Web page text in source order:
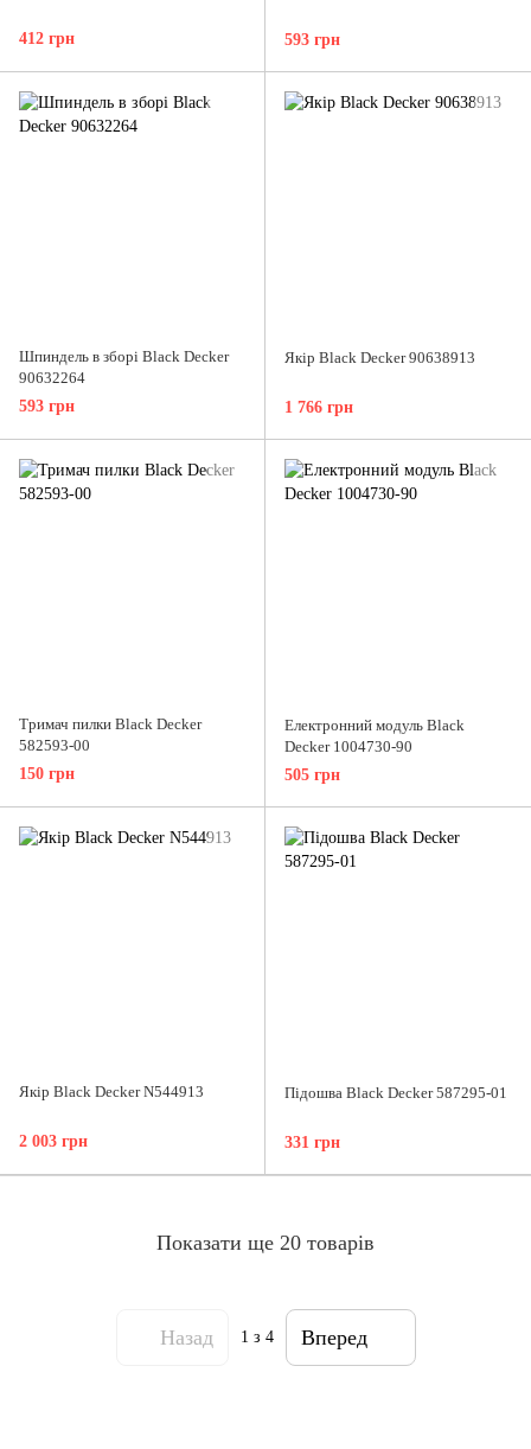
412 грн 593 грн
Шпиндель в зборі Black Decker
90632264
593 грн
Якір Black Decker 90638913
1 766 грн
Тримач пилки Black Decker
582593-00
150 грн
Електронний модуль Black
Decker 1004730-90
505 грн
Якір Black Decker N544913
2 003 грн
Підошва Black Decker 587295-01
331 грн
Показати ще 20 товарів
Назад 1 з 4 Вперед